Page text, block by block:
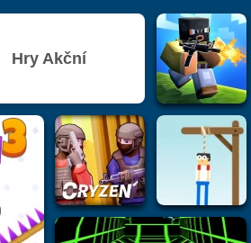
Hry Akční